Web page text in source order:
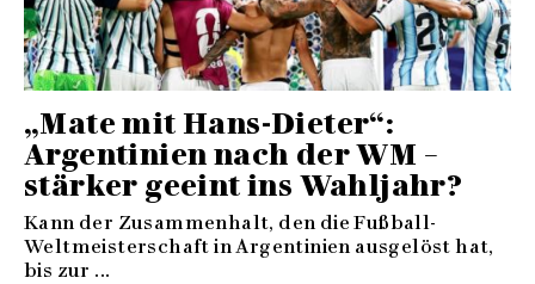
„Mate mit Hans-Dieter“:
Argentinien nach der WM –
stärker geeint ins Wahljahr?
Kann der Zusammenhalt, den die Fußball-
Weltmeisterschaft in Argentinien ausgelöst hat,
bis zur ...